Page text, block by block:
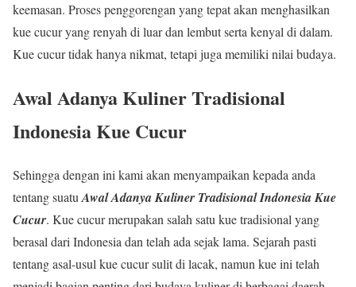
keemasan. Proses penggorengan yang tepat akan menghasilkan
kue cucur yang renyah di luar dan lembut serta kenyal di dalam.
Kue cucur tidak hanya nikmat, tetapi juga memiliki nilai budaya.
Awal Adanya Kuliner Tradisional
Indonesia Kue Cucur
Sehingga dengan ini kami akan menyampaikan kepada anda
tentang suatu Awal Adanya Kuliner Tradisional Indonesia Kue
Cucur. Kue cucur merupakan salah satu kue tradisional yang
berasal dari Indonesia dan telah ada sejak lama. Sejarah pasti
tentang asal-usul kue cucur sulit di lacak, namun kue ini telah